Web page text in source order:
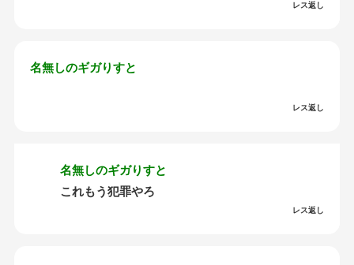
レス返し
名無しのギガりすと
レス返し
名無しのギガりすと
これもう犯罪やろ
レス返し